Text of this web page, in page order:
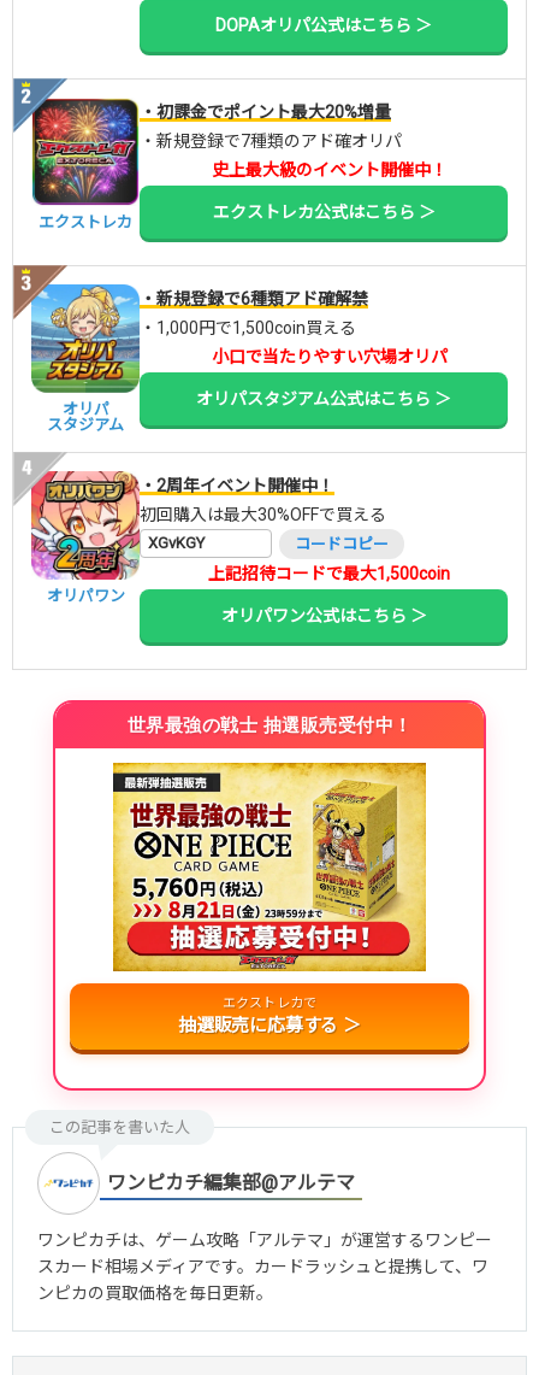
DOPAオリパ公式はこちら ＞
エクストレカ
・初課金でポイント最大20%増量
・新規登録で7種類のアド確オリパ
史上最大級のイベント開催中！
エクストレカ公式はこちら ＞
オリパ
スタジアム
・新規登録で6種類アド確解禁
・1,000円で1,500coin買える
小口で当たりやすい穴場オリパ
オリパスタジアム公式はこちら ＞
オリパワン
・2周年イベント開催中！
初回購入は最大30%OFFで買える
XGvKGY コードコピー
上記招待コードで最大1,500coin
オリパワン公式はこちら ＞
世界最強の戦士 抽選販売受付中！
エクストレカで
抽選販売に応募する ＞
この記事を書いた人
ワンピカチ編集部@アルテマ
ワンピカチは、ゲーム攻略「アルテマ」が運営するワンピー
スカード相場メディアです。カードラッシュと提携して、ワ
ンピカの買取価格を毎日更新。